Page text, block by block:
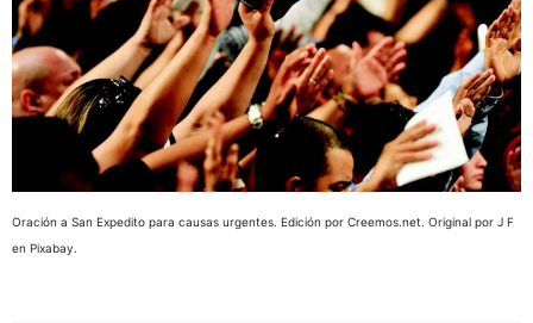
Oración a San Expedito para causas urgentes. Edición por Creemos.net. Original por J F
en Pixabay.